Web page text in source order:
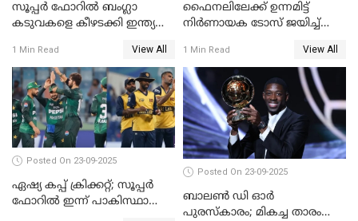
സൂപ്പർ ഫോറിൽ ബംഗ്ലാ
കടുവകളെ കീഴടക്കി ഇന്ത്യ
1 Min Read View All
ഫൈനലിലേക്ക് ഉന്നമിട്ട്
നിര്‍ണായക ടോസ് ജയിച്ച്
ഇന്ത്യയ്ക്ക് ബാറ്റിംഗ്
1 Min Read View All
Posted On 23-09-2025
ഏഷ്യ കപ്പ് ക്രിക്കറ്റ്; സൂപ്പര്‍
ഫോറിൽ ഇന്ന് പാകിസ്ഥാനും
Posted On 23-09-2025
ബാലണ്‍ ഡി ഓര്‍
പുരസ്‌കാരം; മികച്ച താരം